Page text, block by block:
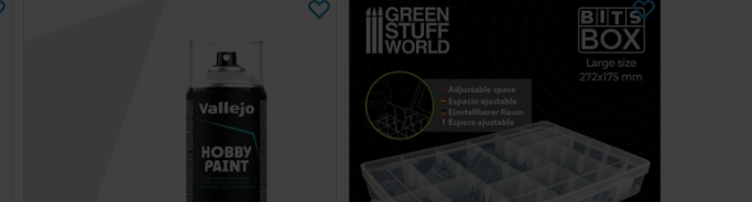
Speedpaint ved å bruke en stor pensel og se hvordan den lager
skygger og highlights for deg.
Rist Speedpaints godt før bruk: Malingen kan ha separert seg noe
mellom produksjon og kjøpstidspunkt. For å få et perfekt resultat
anbefales det å riste godt på flasken i rundt 15 sekunder før bruk.
TIPS: Bruk en matt hvit primer før bruk for best resultat.
MERK: Det er ikke anbefalet å bruke en wet palette til
Speedpaints, da det kan føre til at malingen trekker gjennom
hydreringspapiret og setter merker på foam.